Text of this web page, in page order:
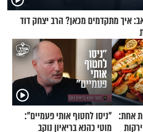
איך מתקדמים מכאן? הרב יצחק דוד
אחת: "ניסו לחטוף אותי פעמיים":
מוטי כהנא בריאיון נוקב